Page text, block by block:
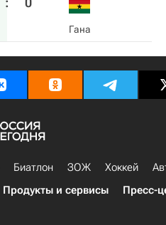
Гана
Биатлон ЗОЖ Хоккей
Продукты и сервисы Пресс-